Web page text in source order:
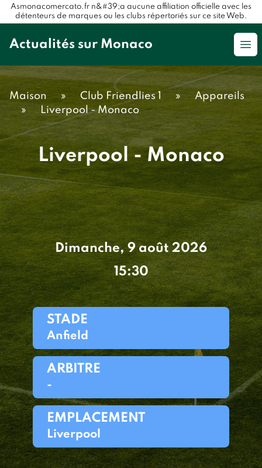
Asmonacomercato.fr n&#39;a aucune affiliation officielle avec les
détenteurs de marques ou les clubs répertoriés sur ce site Web.
Actualités sur Monaco
Maison » Club Friendlies 1 »
Appareils
»
Liverpool - Monaco
Liverpool - Monaco
Dimanche, 9 août 2026
15:30
STADE
Anfield
ARBITRE
-
EMPLACEMENT
Liverpool